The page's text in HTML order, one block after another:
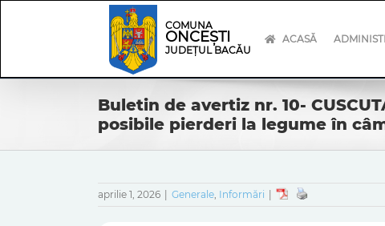
COMUNA
ONCEȘTI
JUDEȚUL BACĂU
ACASĂ
Buletin de avertiz nr. 10-
posibile pierderi la legume în
aprilie 1, 2026 Generale, Informări